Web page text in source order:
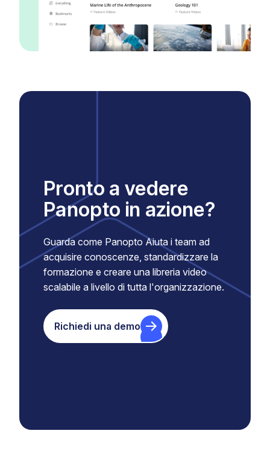
Pronto a vedere
Panopto in azione?
Guarda come Panopto Aiuta i team ad
acquisire conoscenze, standardizzare la
formazione e creare una libreria video
scalabile a livello di tutta l'organizzazione.
Richiedi una demo